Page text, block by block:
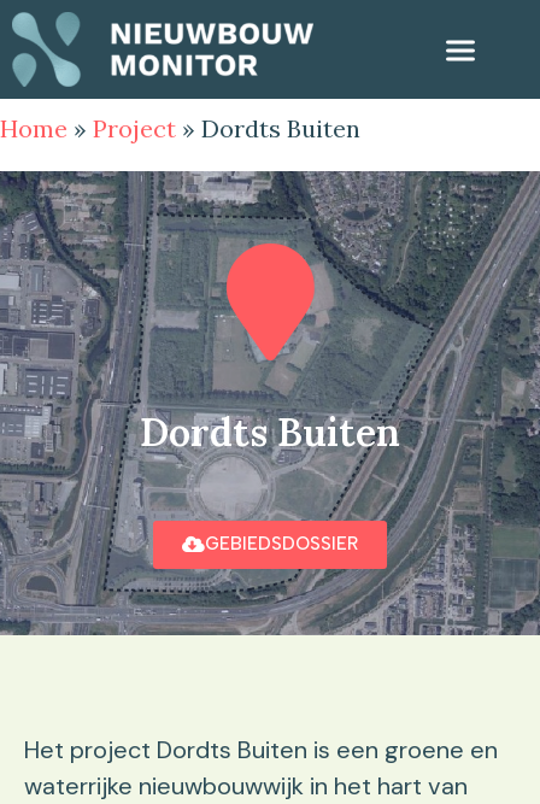
Home » Project » Dordts Buiten
Dordts Buiten
GEBIEDSDOSSIER
Het project Dordts Buiten is een groene en
waterrijke nieuwbouwwijk in het hart van